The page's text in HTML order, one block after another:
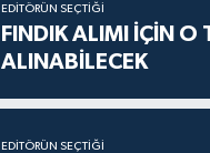
EDITÖRÜN SEÇTIĞI
FINDIK ALIMI İÇİN O
ALINABİLECEK
EDITÖRÜN SEÇTIĞI